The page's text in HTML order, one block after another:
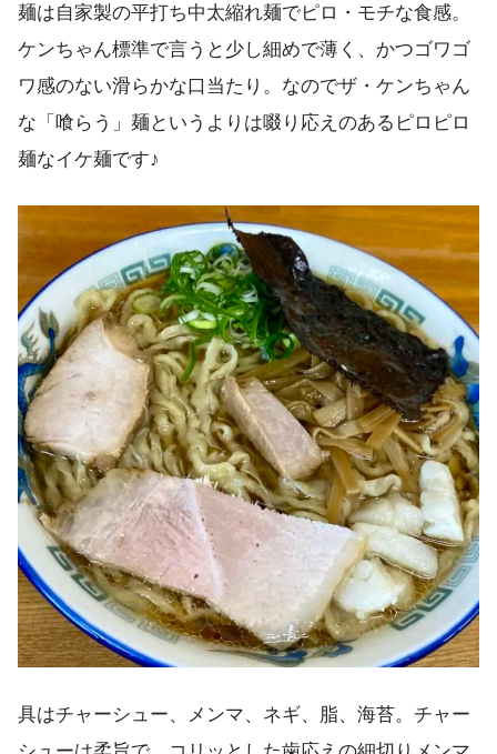
麺は自家製の平打ち中太縮れ麺でピロ・モチな食感。
ケンちゃん標準で言うと少し細めで薄く、かつゴワゴ
ワ感のない滑らかな口当たり。なのでザ・ケンちゃん
な「喰らう」麺というよりは啜り応えのあるピロピロ
麺なイケ麺です♪
具はチャーシュー、メンマ、ネギ、脂、海苔。チャー